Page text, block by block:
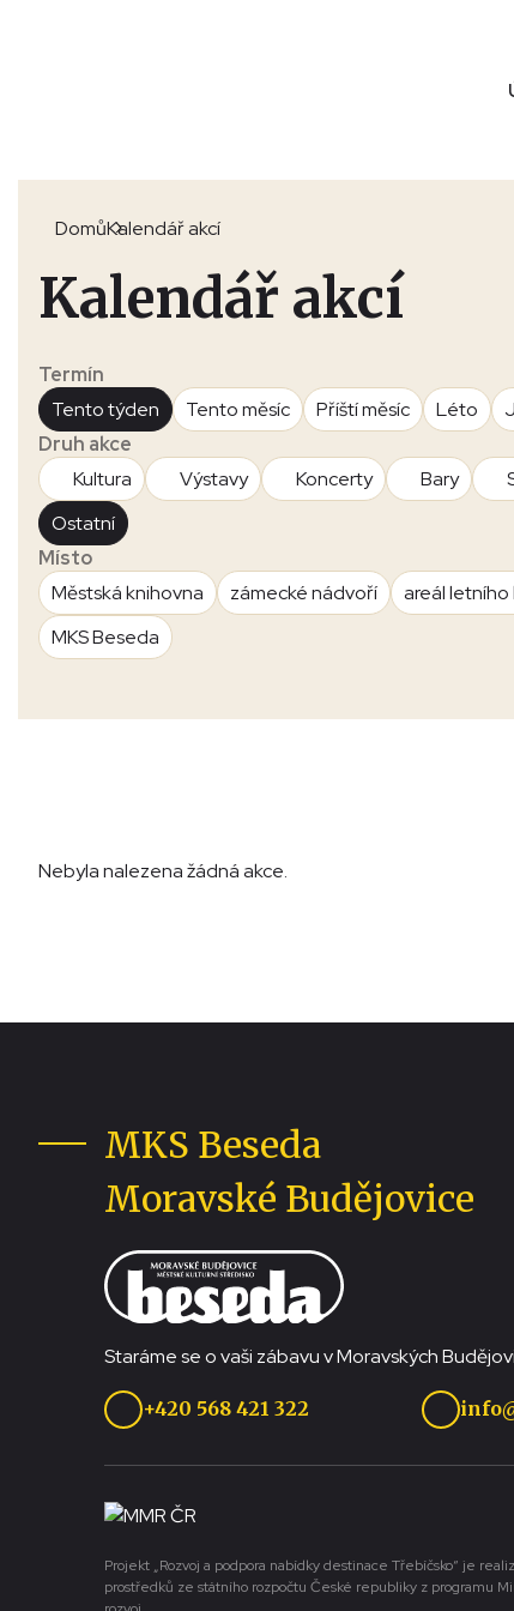
DomůKalendář akcí
Kalendář akcí
Termín
Tento týden
Tento měsíc Příští měsíc Léto
Druh akce
Kultura
Výstavy Koncerty Bary
Ostatní
Místo
Městská knihovna
zámecké nádvoří areál
MKS Beseda
Nebyla nalezena žádná akce.
MKS Beseda
Moravské Budějovice
Staráme se o vaši zábavu v Moravských
+420 568 421 322
Projekt „Rozvoj a podpora nabídky destinace Třebíčsko“ je
prostředků ze státního rozpočtu České republiky z programu